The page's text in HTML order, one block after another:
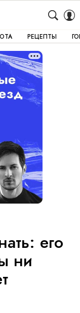
РЕЦЕПТЫ
его
ни